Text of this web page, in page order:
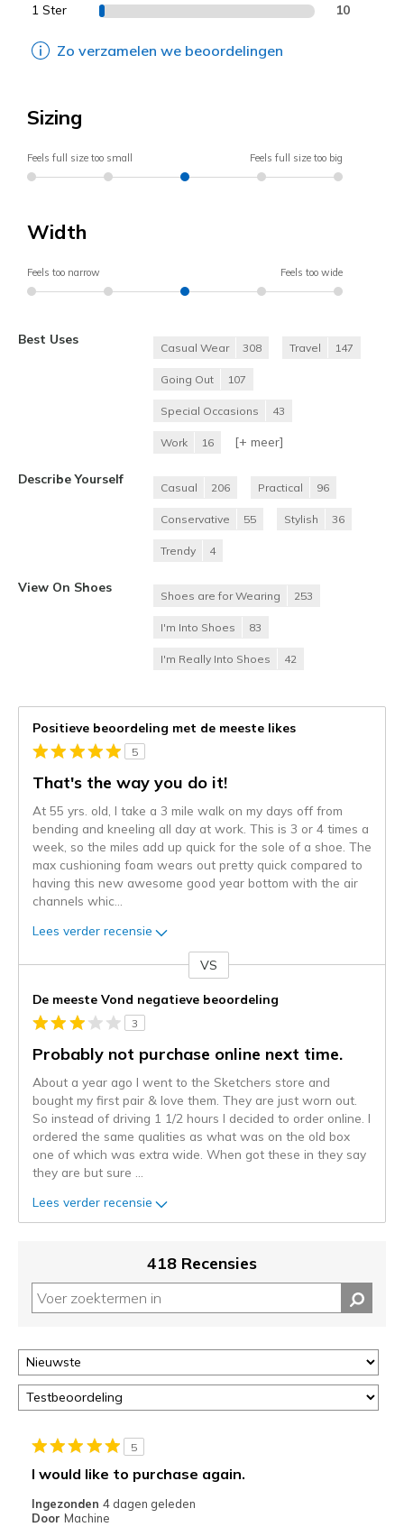
1 Ster 10
Zo verzamelen we beoordelingen
Sizing
Feels full size too small Feels full size too big
Width
Feels too narrow Feels too wide
Best Uses
Casual Wear 308 Travel 147
Going Out 107
Special Occasions 43
Work 16 [+ meer]
Describe Yourself
Casual 206 Practical 96
Conservative 55 Stylish 36
Trendy 4
View On Shoes
Shoes are for Wearing 253
I'm Into Shoes 83
I'm Really Into Shoes 42
Positieve beoordeling met de meeste likes
5
That's the way you do it!
At 55 yrs. old, I take a 3 mile walk on my days off from
bending and kneeling all day at work. This is 3 or 4 times a
week, so the miles add up quick for the sole of a shoe. The
max cushioning foam wears out pretty quick compared to
having this new awesome good year bottom with the air
channels whic
Lees verder recensie
content
wordt
momenteel
gemigreerd
de
niejee
page_id.
kunt
status
van
deze
of
door
<a
href="javascript:location.href=location.pathname;">hier</a>
page
met
migratiegeschiedenis
van
VS
De meeste Vond negatieve beoordeling
3
Probably not purchase online next time.
About a year ago I went to the Sketchers store and
bought my first pair & love them. They are just worn out.
So instead of driving 1 1/2 hours I decided to order online. I
ordered the same qualities as what was on the old box
one of which was extra wide. When got these in they say
they are but sure
Lees verder recensie
418 Recensies
5
I would like to purchase again.
Ingezonden 4 dagen geleden
Door Machine